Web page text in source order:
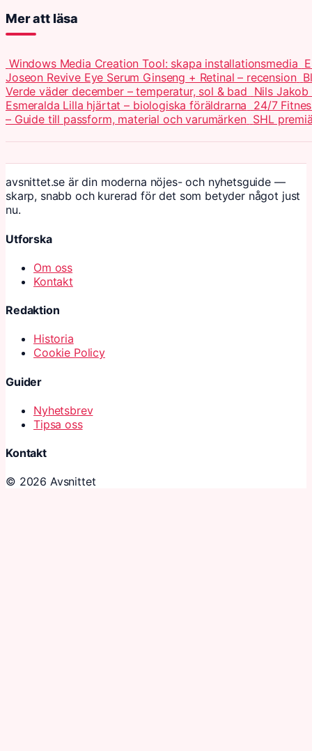
Mer att läsa
Windows Media Creation Tool: skapa installationsmedia
Joseon Revive Eye Serum Ginseng + Retinal – recension
Verde väder december – temperatur, sol & bad Nils
Esmeralda Lilla hjärtat – biologiska föräldrarna 24/7
– Guide till passform, material och varumärken SHL
avsnittet.se är din moderna nöjes- och nyhetsguide —
skarp, snabb och kurerad för det som betyder något just
nu.
Utforska
Om oss
Kontakt
Redaktion
Historia
Cookie Policy
Guider
Nyhetsbrev
Tipsa oss
Kontakt
© 2026 Avsnittet